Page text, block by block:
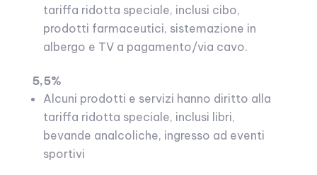
tariffa ridotta speciale, inclusi cibo,
prodotti farmaceutici, sistemazione in
albergo e TV a pagamento/via cavo.
5,5%
Alcuni prodotti e servizi hanno diritto alla
tariffa ridotta speciale, inclusi libri,
bevande analcoliche, ingresso ad eventi
sportivi